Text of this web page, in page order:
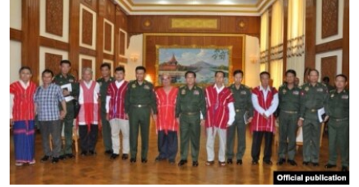
အကြောင်းအရာ
ကျော်
ကြည့်
ရန်
ပင်မ
ညွန်း
အစ္စရေး-ပါလက်စတိုင်း
ရပ်ဝန်းတခု လမ်းတခု အလွန်
အင်္ဂလိပ်စာလေ့လာမယ်
အမေရိကန်သုံးအီဒီယံ
မကြေးမုံရဲ့ အင်္ဂလိပ်စာ
ရုပ်ရှင်ထဲက အင်္ဂလိပ်စာ
သုတပဒေသာ အင်္ဂလိပ်စာ
အပတ်စဉ်ကဏ္ဍများ
ရေဒီယို
တီဗွီ
ရေဒီယိုနှင့်ရုပ်သံ အချက်အလက်များ
ရေဒီယို/တီဗွီအစီအစဉ်
Learning English